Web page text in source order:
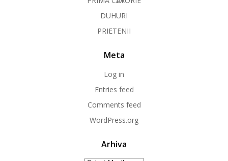
DUHURI
PRIETENII
Meta
Log in
Entries feed
Comments feed
WordPress.org
Arhiva